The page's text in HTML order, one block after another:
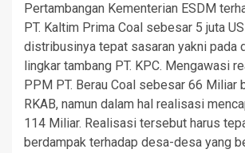
Pertambangan Kementerian ESDM
PT. Kaltim Prima Coal sebesar 5 juta
distribusinya tepat sasaran yakni pada
lingkar tambang PT. KPC. Mengawasi
PPM PT. Berau Coal sebesar 66 Miliar
RKAB, namun dalam hal realisasi
114 Miliar. Realisasi tersebut harus
berdampak terhadap desa-desa yang